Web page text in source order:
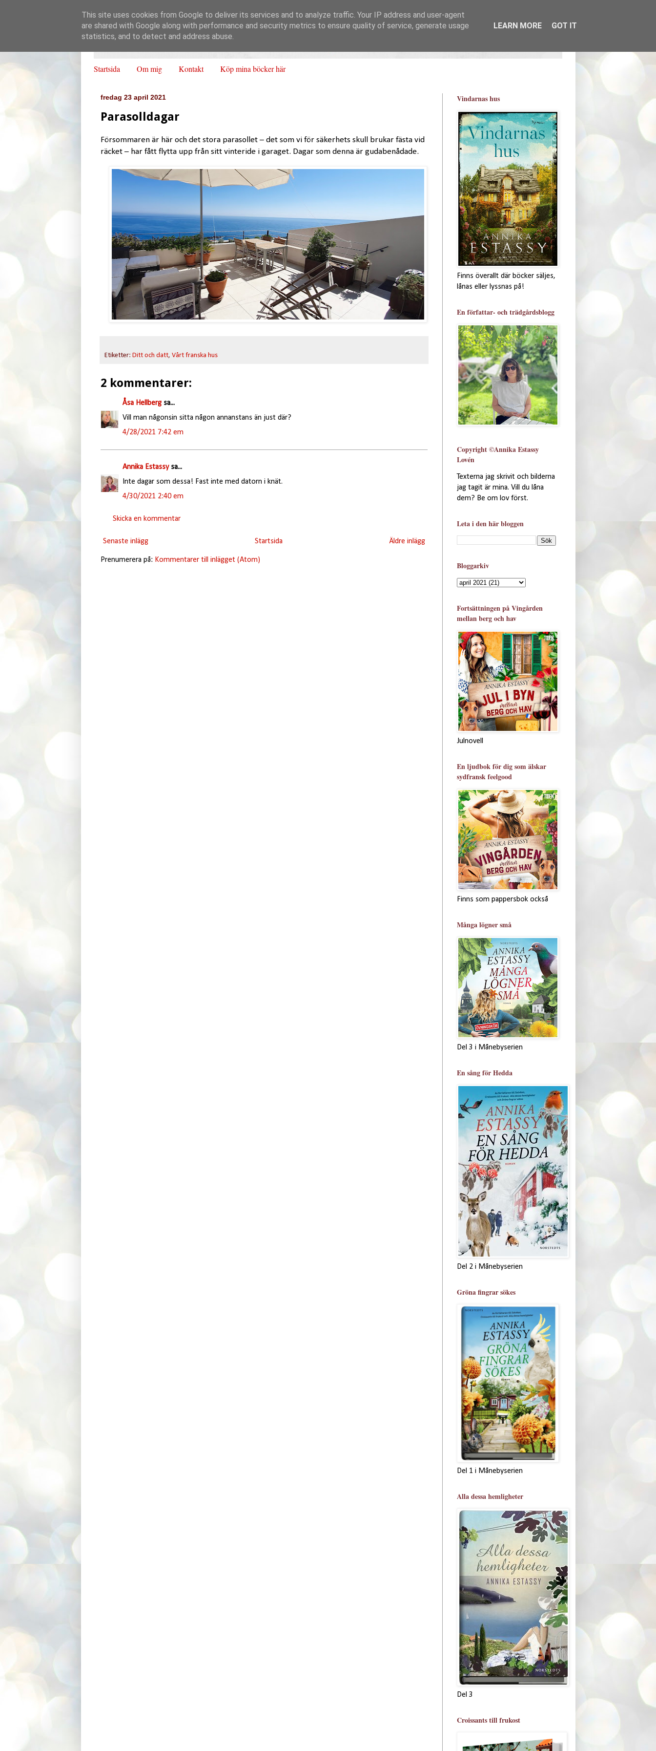
Startsida Om mig Kontakt Köp mina böcker här
fredag 23 april 2021
Parasolldagar
Försommaren är här och det stora parasollet – det som vi för säkerhets skull brukar fästa vid
räcket – har fått flytta upp från sitt vinteride i garaget. Dagar som denna är gudabenådade.
Etiketter: Ditt och datt, Vårt franska hus
2 kommentarer:
Åsa Hellbergsa...
Vill man någonsin sitta någon annanstans än just där?
4/28/2021 7:42 em
Annika Estassysa...
Inte dagar som dessa! Fast inte med datorn i knät.
4/30/2021 2:40 em
Skicka en kommentar
Senaste inlägg Äldre inlägg
Startsida
Prenumerera på: Kommentarer till inlägget (Atom)
Vindarnas hus
Finns överallt där böcker säljes,
lånas eller lyssnas på!
En författar- och trädgårdsblogg
Copyright ©Annika Estassy
Lovén
Texterna jag skrivit och bilderna
jag tagit är mina. Vill du låna
dem? Be om lov först.
Leta i den här bloggen
Bloggarkiv
Fortsättningen på Vingården
mellan berg och hav
Julnovell
En ljudbok för dig som älskar
sydfransk feelgood
Finns som pappersbok också
Många lögner små
Del 3 i Månebyserien
En sång för Hedda
Del 2 i Månebyserien
Gröna fingrar sökes
Del 1 i Månebyserien
Alla dessa hemligheter
Del 3
Croissants till frukost
This site uses cookies from Google to deliver its services and to analyze traffic. Your IP address and user-agent
are shared with Google along with performance and security metrics to ensure quality of service, generate usage
statistics, and to detect and address abuse.
LEARN MORE GOT IT